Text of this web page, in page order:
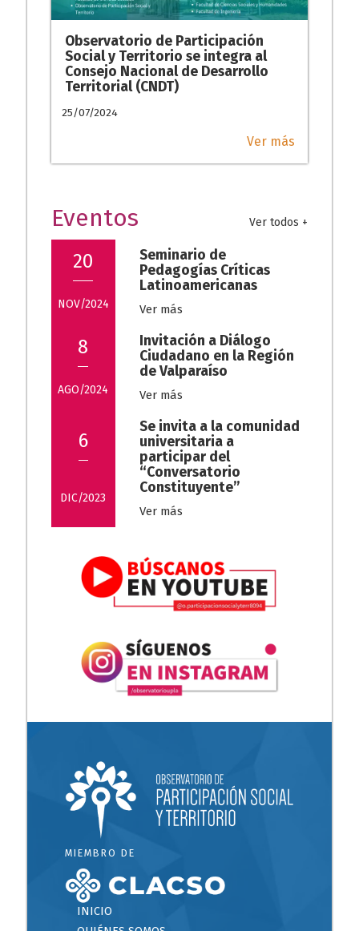
Observatorio de Participación
Social y Territorio se integra al
Consejo Nacional de Desarrollo
Territorial (CNDT)
25/07/2024
Ver más
Eventos Ver todos +
20
NOV/2024
Seminario de
Pedagogías Críticas
Latinoamericanas
Ver más
8
AGO/2024
Invitación a Diálogo
Ciudadano en la Región
de Valparaíso
Ver más
6
DIC/2023
Se invita a la comunidad
universitaria a
participar del
“Conversatorio
Constituyente”
Ver más
MIEMBRO DE
INICIO